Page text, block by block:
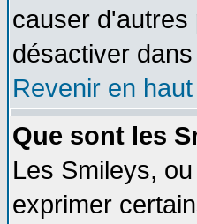
causer d'autres
désactiver
Revenir en haut
Que sont les
Les Smileys,
exprimer